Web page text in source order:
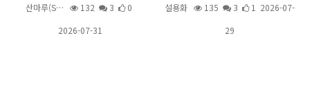
산마루(S… 132 3
0
2026-07-31
설용화 135 3
1 2026-07-
29